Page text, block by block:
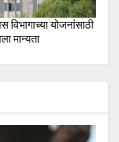
योजनांसाठी
मान्यता